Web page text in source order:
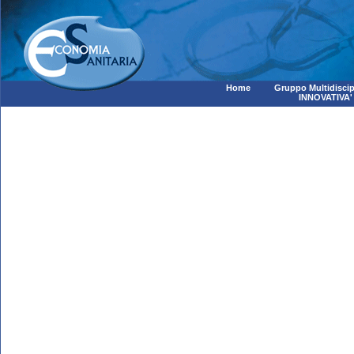
Home
Gruppo
INNOVATIVA'